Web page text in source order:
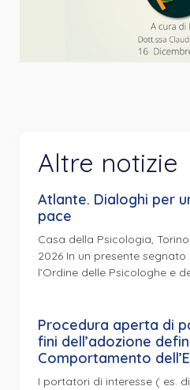
Altre notizie
Atlante. Dialoghi per
pace
Casa della Psicologia,
2026 In un presente
l’Ordine delle Psicologhe e
Procedura aperta di
fini dell’adozione
Comportamento
I portatori di interesse ( es.